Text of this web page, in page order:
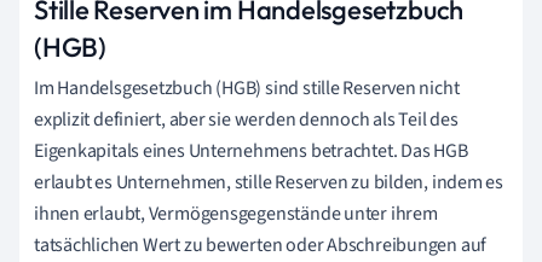
Stille Reserven im Handelsgesetzbuch
(HGB)
Im Handelsgesetzbuch (HGB) sind stille Reserven nicht
explizit definiert, aber sie werden dennoch als Teil des
Eigenkapitals eines Unternehmens betrachtet. Das HGB
erlaubt es Unternehmen, stille Reserven zu bilden, indem es
ihnen erlaubt, Vermögensgegenstände unter ihrem
tatsächlichen Wert zu bewerten oder Abschreibungen auf